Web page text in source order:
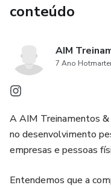
conteúdo
AIM
7 Ano
A AIM Treinamentos
no desenvolvimento
empresas e pessoas
Entendemos que a